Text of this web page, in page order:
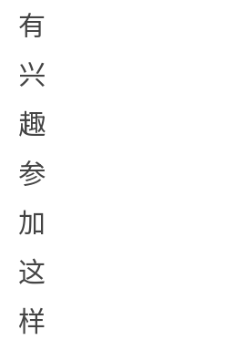
有
兴
趣
参
加
这
样